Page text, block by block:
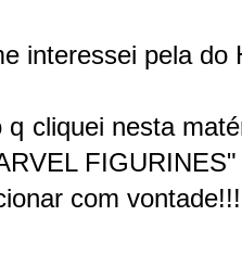
interessei pela do
q cliquei nesta
com vontade!!!